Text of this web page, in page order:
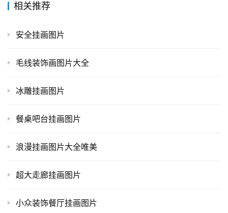
相关推荐
安全挂画图片
毛线装饰画图片大全
冰雕挂画图片
餐桌吧台挂画图片
浪漫挂画图片大全唯美
超大走廊挂画图片
小众装饰餐厅挂画图片